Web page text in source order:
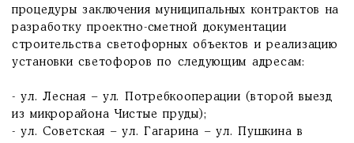
процедуры заключения муниципальных контрактов на
разработку проектно-сметной документации
строительства светофорных объектов и реализацию
установки светофоров по следующим адресам:
- ул. Лесная – ул. Потребкооперации (второй выезд
из микрорайона Чистые пруды);
- ул. Советская – ул. Гагарина – ул. Пушкина в